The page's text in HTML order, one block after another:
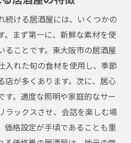
続ける居酒屋には、いくつかの
。まず第一に、新鮮な素材を使
ることです。東大阪市の居酒屋
入れた旬の食材を使用し、季節
店が多くあります。次に、居心
す。適度な照明や家庭的なサー
ラックスさせ、会話を楽しむ場
価格設定が手頃であることも重